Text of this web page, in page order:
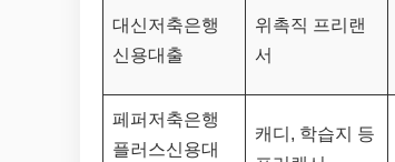
대신저축은행
신용대출
위촉직 프리랜
서
페퍼저축은행
플러스신용대
캐디, 학습지 등